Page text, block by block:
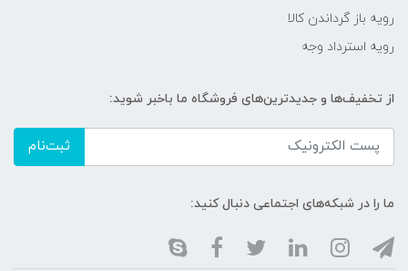
رویه باز گرداندن کالا
رویه استرداد وجه
از تخفیف‌ها و جدیدترین‌های فروشگاه ما باخبر شوید:
ثبت‌نام
ما را در شبکه‌های اجتماعی دنبال کنید: